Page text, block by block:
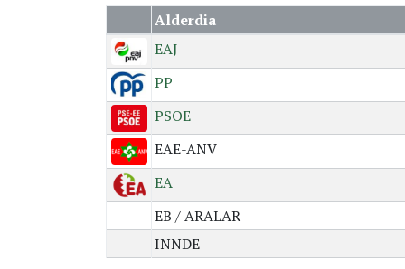
Alderdia
EAJ
PP
PSOE
EAE-ANV
EA
EB / ARALAR
INNDE